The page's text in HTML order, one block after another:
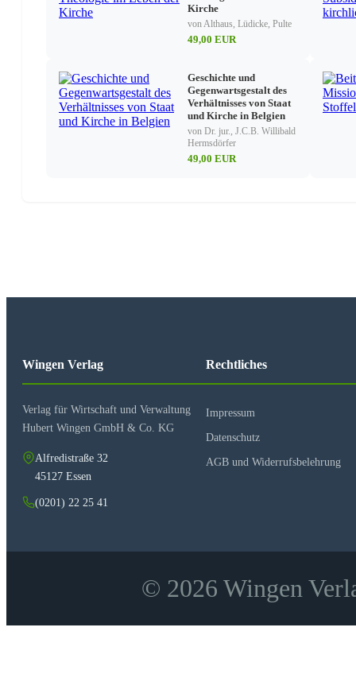
Kirche
von Althaus, Lüdicke, Pulte
49,00 EUR
Geschichte und
Gegenwartsgestalt des
Verhältnisses von Staat
und Kirche in Belgien
von Dr. jur., J.C.B. Willibald
Hermsdörfer
49,00 EUR
Wingen Verlag
Verlag für Wirtschaft und Verwaltung
Hubert Wingen GmbH & Co. KG
Alfredistraße 32
45127 Essen
(0201) 22 25 41
Rechtliches
Impressum
Datenschutz
AGB und Widerrufsbelehrung
© 2026 Wingen